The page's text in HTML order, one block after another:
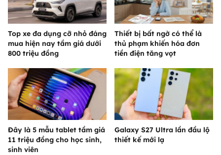
Top xe đa dụng cỡ nhỏ đáng
mua hiện nay tầm giá dưới
800 triệu đồng
Thiết bị bất ngờ có thể là
thủ phạm khiến hóa đơn
tiền điện tăng vọt
Đây là 5 mẫu tablet tầm giá
11 triệu đồng cho học sinh,
sinh viên
Galaxy S27 Ultra lần đầu lộ
thiết kế mới lạ